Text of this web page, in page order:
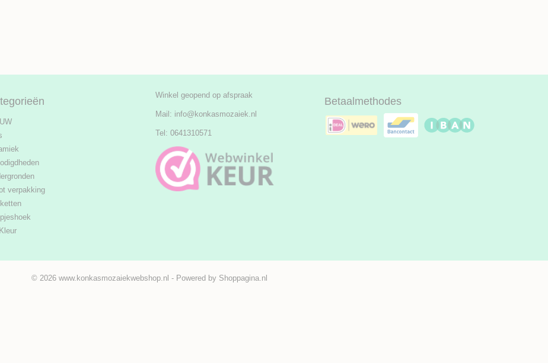
verpakking
Winkel geopend op afspraak
Mail: info@konkasmozaiek.nl
Tel: 0641310571
Betaalmethodes
© 2026 www.konkasmozaiekwebshop.nl - Powered by Shoppagina.nl